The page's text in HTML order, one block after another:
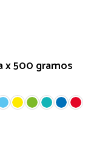
x 500 gramos